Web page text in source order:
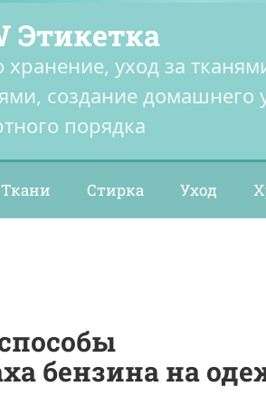
Этикетка
хранение, уход за
создание домашнего
порядка
Ткани Стирка Уход
бензина на